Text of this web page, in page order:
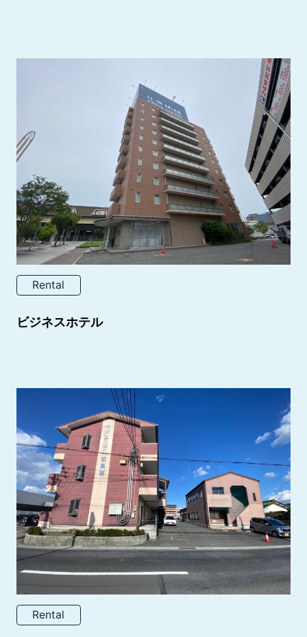
Rental
ビジネスホテル
Rental